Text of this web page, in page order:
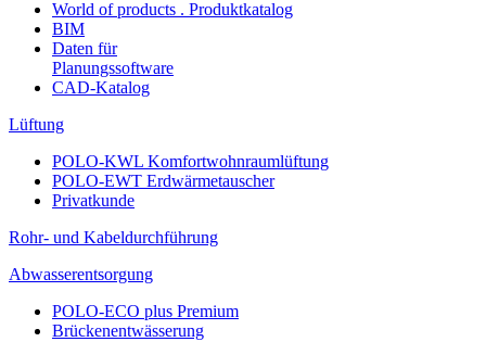
World of products . Produktkatalog
BIM
Daten für
Planungssoftware
CAD-Katalog
Lüftung
POLO-KWL Komfortwohnraumlüftung
POLO-EWT Erdwärmetauscher
Privatkunde
Rohr- und Kabeldurchführung
Abwasserentsorgung
POLO-ECO plus Premium
Brückenentwässerung